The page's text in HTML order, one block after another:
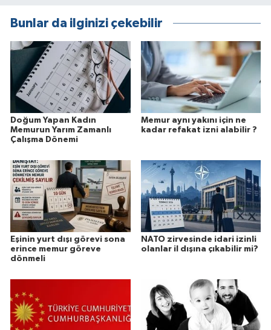
Bunlar da ilginizi çekebilir
Doğum Yapan Kadın
Memurun Yarım Zamanlı
Çalışma Dönemi
Memur aynı yakını için ne
kadar refakat izni alabilir ?
Eşinin yurt dışı görevi sona
erince memur göreve
dönmeli
NATO zirvesinde idari izinli
olanlar il dışına çıkabilir mi?